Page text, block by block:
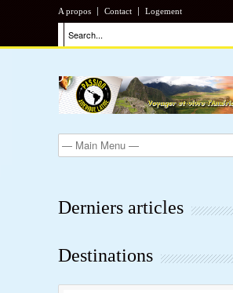
A propos Contact Logement
Derniers articles
Destinations